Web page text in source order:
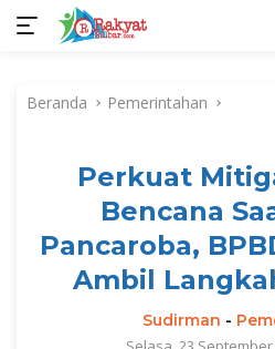
kontenBeranda Pemerintahan
Perkuat
Bencana
Pancaroba,
Ambil
Sudirman -